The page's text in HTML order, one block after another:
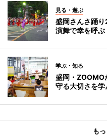
見る・遊ぶ
盛岡さんさ踊
演舞で幸を呼ぶ
学ぶ・知る
盛岡・
守る大切さを学
も